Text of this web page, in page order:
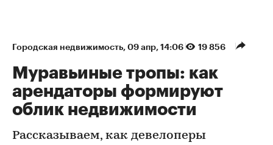
Городская недвижимость⁠, 09 апр, 14:06 19 856
Муравьиные тропы: как
арендаторы формируют
облик недвижимости
Рассказываем, как девелоперы